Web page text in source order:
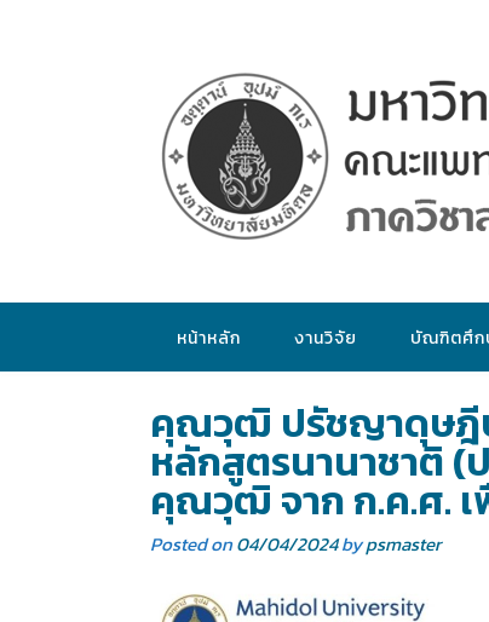
หน้าหลัก งานวิจัย บัณฑิตศึก
คุณวุฒิ ปรัชญาดุษฎี
หลักสูตรนานาชาติ (
คุณวุฒิ จาก ก.ค.ศ.
Posted on04/04/2024bypsmaster